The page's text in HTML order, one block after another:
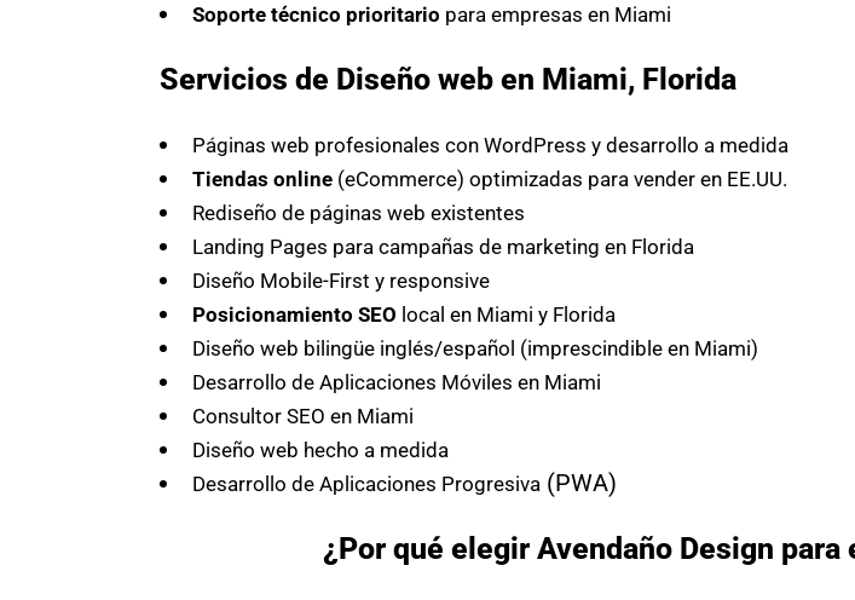
Soporte técnico prioritario para empresas en Miami
Servicios de Diseño web en Miami, Florida
Páginas web profesionales con WordPress y desarrollo a medida
Tiendas online (eCommerce) optimizadas para vender en EE.UU.
Rediseño de páginas web existentes
Landing Pages para campañas de marketing en Florida
Diseño Mobile-First y responsive
Posicionamiento SEO local en Miami y Florida
Diseño web bilingüe inglés/español (imprescindible en Miami)
Desarrollo de Aplicaciones Móviles en Miami
Consultor SEO en Miami
Diseño web hecho a medida
Desarrollo de Aplicaciones Progresiva (PWA)
¿Por qué elegir Avendaño Design